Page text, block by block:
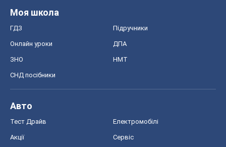
Моя школа
ГДЗ Підручники
Онлайн уроки ДПА
ЗНО НМТ
СНД посібники
Авто
Тест Драйв Електромобілі
Акції Сервіс